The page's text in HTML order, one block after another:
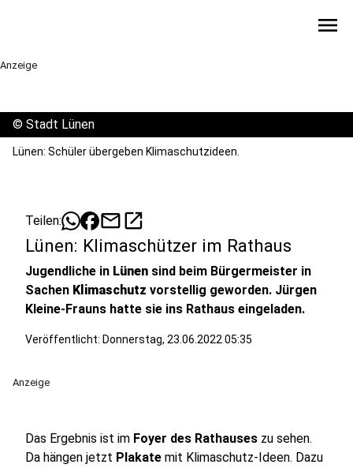
menu
Anzeige
© Stadt Lünen
Lünen: Schüler übergeben Klimaschutzideen.
Teilen: mailopen_in_new
Lünen: Klimaschützer im Rathaus
Jugendliche in Lünen sind beim Bürgermeister in
Sachen Klimaschutz vorstellig geworden. Jürgen
Kleine-Frauns hatte sie ins Rathaus eingeladen.
Veröffentlicht: Donnerstag, 23.06.2022 05:35
Anzeige
Das Ergebnis ist im Foyer des Rathauses zu sehen.
Da hängen jetzt Plakate mit Klimaschutz-Ideen. Dazu